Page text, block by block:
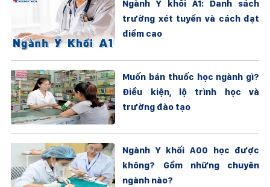
Ngành Y khối A1: Danh sách
trường xét tuyển và cách đạt
điểm cao
Muốn bán thuốc học ngành gì?
Điều kiện, lộ trình học và
trường đào tạo
Ngành Y khối A00 học được
không? Gồm những chuyên
ngành nào?